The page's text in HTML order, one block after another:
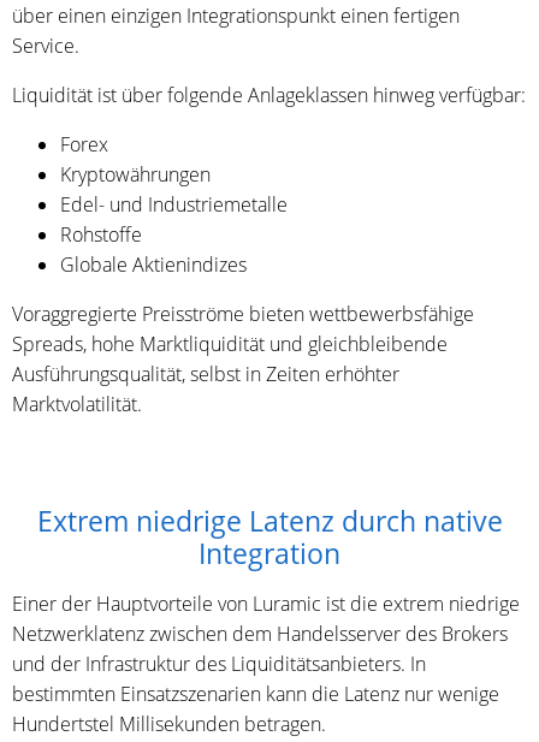
über einen einzigen Integrationspunkt einen fertigen
Service.
Liquidität ist über folgende Anlageklassen hinweg verfügbar:
Forex
Kryptowährungen
Edel- und Industriemetalle
Rohstoffe
Globale Aktienindizes
Voraggregierte Preisströme bieten wettbewerbsfähige
Spreads, hohe Marktliquidität und gleichbleibende
Ausführungsqualität, selbst in Zeiten erhöhter
Marktvolatilität.
Extrem niedrige Latenz durch native
Integration
Einer der Hauptvorteile von Luramic ist die extrem niedrige
Netzwerklatenz zwischen dem Handelsserver des Brokers
und der Infrastruktur des Liquiditätsanbieters. In
bestimmten Einsatzszenarien kann die Latenz nur wenige
Hundertstel Millisekunden betragen.